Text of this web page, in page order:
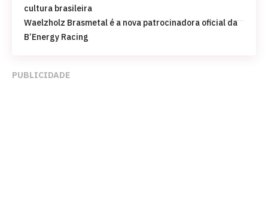
cultura brasileira
Waelzholz Brasmetal é a nova patrocinadora oficial da
B’Energy Racing
PUBLICIDADE